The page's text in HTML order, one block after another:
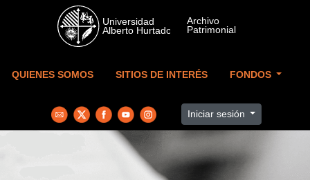
Skip to main content
QUIENES SOMOS SITIOS DE INTERÉS FONDOS
Iniciar sesión